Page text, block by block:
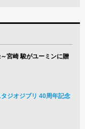
宮崎 駿がユーミンに贈
ジオジブリ 40周年記念